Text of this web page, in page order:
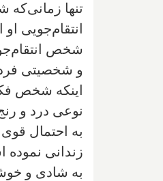
تنها
انتقام‌جویی
شخص انتقام‌جو
و شخصیتی فرد
اینکه شخص
نوعی درد و
به احتمال
زندانی
به شادی و